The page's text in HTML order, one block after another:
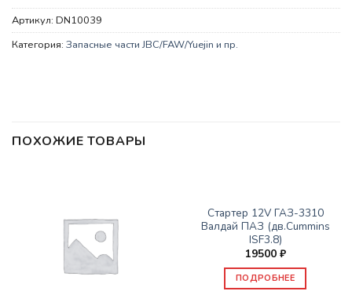
Артикул: DN10039
Категория: Запасные части JBC/FAW/Yuejin и пр.
ПОХОЖИЕ ТОВАРЫ
Стартер 12V ГАЗ-3310
Валдай ПАЗ (дв.Cummins
ISF3.8)
19500 ₽
ПОДРОБНЕЕ